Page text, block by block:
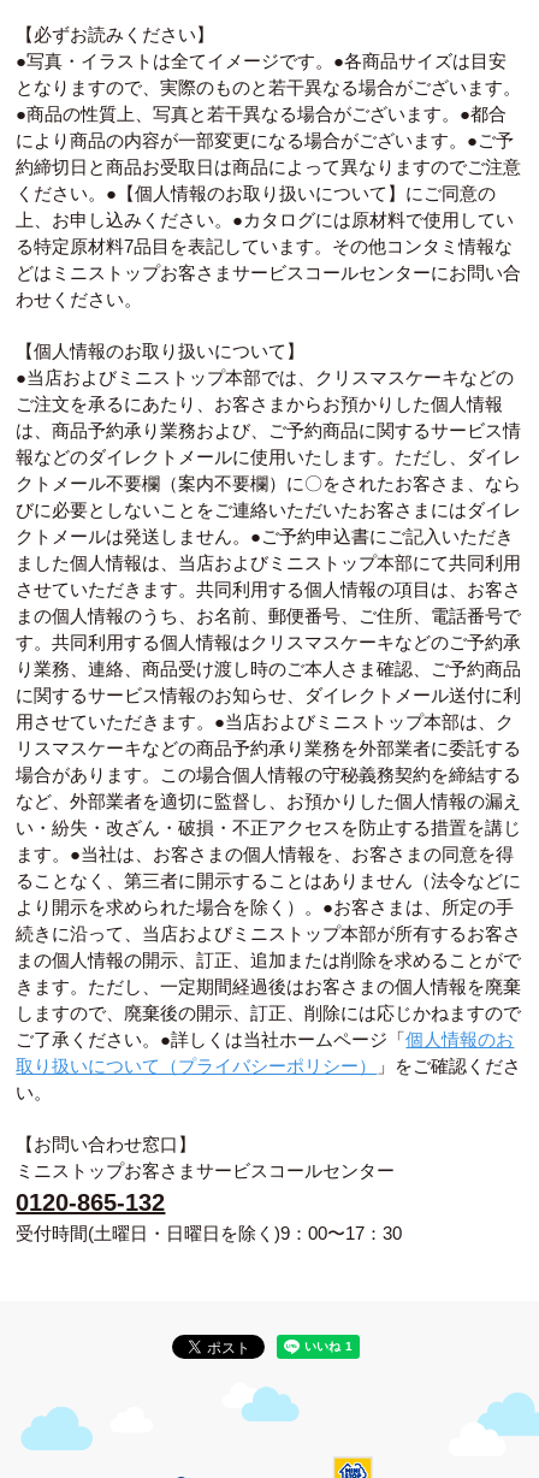
【必ずお読みください】
●写真・イラストは全てイメージです。●各商品サイズは目安
となりますので、実際のものと若干異なる場合がございます。
●商品の性質上、写真と若干異なる場合がございます。●都合
により商品の内容が一部変更になる場合がございます。●ご予
約締切日と商品お受取日は商品によって異なりますのでご注意
ください。●【個人情報のお取り扱いについて】にご同意の
上、お申し込みください。●カタログには原材料で使用してい
る特定原材料7品目を表記しています。その他コンタミ情報な
どはミニストップお客さまサービスコールセンターにお問い合
わせください。
【個人情報のお取り扱いについて】
●当店およびミニストップ本部では、クリスマスケーキなどの
ご注文を承るにあたり、お客さまからお預かりした個人情報
は、商品予約承り業務および、ご予約商品に関するサービス情
報などのダイレクトメールに使用いたします。ただし、ダイレ
クトメール不要欄（案内不要欄）に〇をされたお客さま、なら
びに必要としないことをご連絡いただいたお客さまにはダイレ
クトメールは発送しません。●ご予約申込書にご記入いただき
ました個人情報は、当店およびミニストップ本部にて共同利用
させていただきます。共同利用する個人情報の項目は、お客さ
まの個人情報のうち、お名前、郵便番号、ご住所、電話番号で
す。共同利用する個人情報はクリスマスケーキなどのご予約承
り業務、連絡、商品受け渡し時のご本人さま確認、ご予約商品
に関するサービス情報のお知らせ、ダイレクトメール送付に利
用させていただきます。●当店およびミニストップ本部は、ク
リスマスケーキなどの商品予約承り業務を外部業者に委託する
場合があります。この場合個人情報の守秘義務契約を締結する
など、外部業者を適切に監督し、お預かりした個人情報の漏え
い・紛失・改ざん・破損・不正アクセスを防止する措置を講じ
ます。●当社は、お客さまの個人情報を、お客さまの同意を得
ることなく、第三者に開示することはありません（法令などに
より開示を求められた場合を除く）。●お客さまは、所定の手
続きに沿って、当店およびミニストップ本部が所有するお客さ
まの個人情報の開示、訂正、追加または削除を求めることがで
きます。ただし、一定期間経過後はお客さまの個人情報を廃棄
しますので、廃棄後の開示、訂正、削除には応じかねますので
ご了承ください。●詳しくは当社ホームページ「個人情報のお
取り扱いについて（プライバシーポリシー）
」をご確認くださ
い。
【お問い合わせ窓口】
ミニストップお客さまサービスコールセンター
0120-865-132
受付時間(土曜日・日曜日を除く)9：00〜17：30